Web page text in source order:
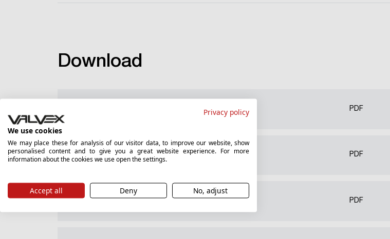
Download
PDF
Guarantee card PDF
Instructions PDF
Privacy policy
We use cookies
We may place these for analysis of our visitor data, to improve our website, show
personalised content and to give you a great website experience. For more
information about the cookies we use open the settings.
Accept all Deny No, adjust